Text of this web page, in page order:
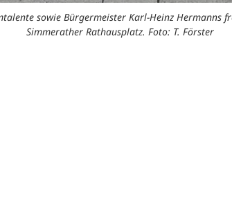
sowie Bürgermeister Karl-Heinz Hermanns
Simmerather Rathausplatz. Foto: T. Förster